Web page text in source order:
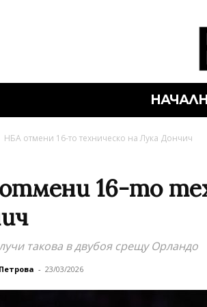
НБА отмени 16-то техническо на Лука Дончич
16-то
такова в двубоя срещу Орландо
- 23/03/2026